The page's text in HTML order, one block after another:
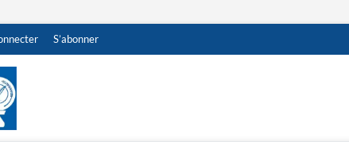
S’abonner
NDJAMENA HEBDO